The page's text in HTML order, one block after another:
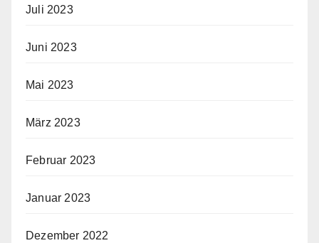
Juli 2023
Juni 2023
Mai 2023
März 2023
Februar 2023
Januar 2023
Dezember 2022